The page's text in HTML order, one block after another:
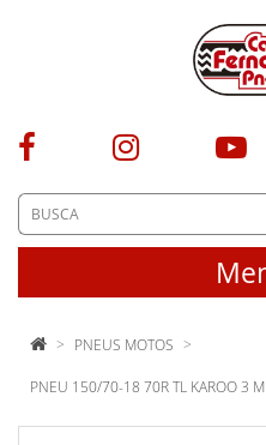
PNEUS MOTOS
PNEU 150/70-18 70R TL KAROO 3